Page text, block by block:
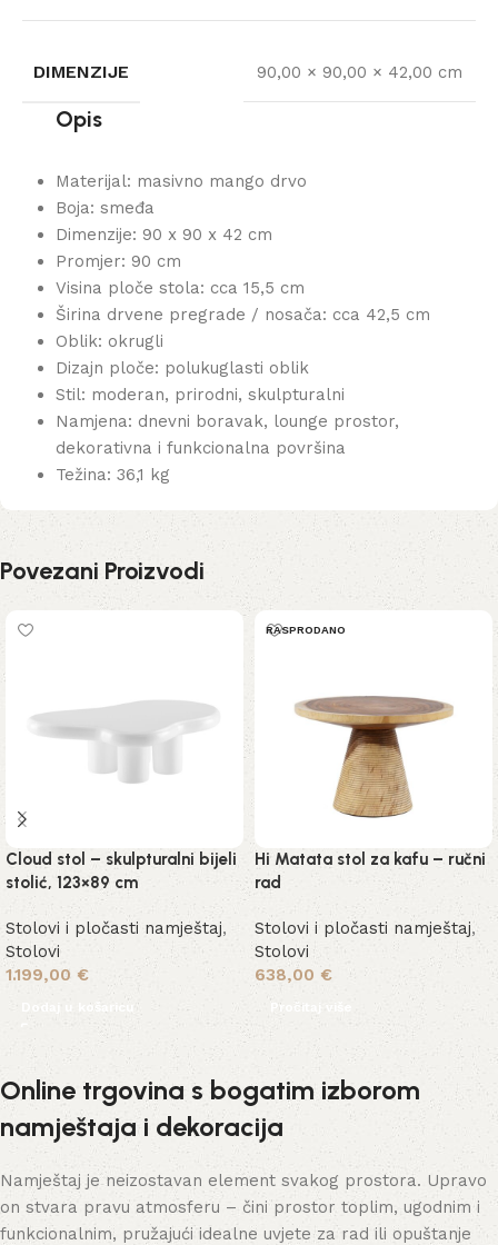
DIMENZIJE 90,00 × 90,00 × 42,00 cm
Opis
Materijal: masivno mango drvo
Boja: smeđa
Dimenzije: 90 x 90 x 42 cm
Promjer: 90 cm
Visina ploče stola: cca 15,5 cm
Širina drvene pregrade / nosača: cca 42,5 cm
Oblik: okrugli
Dizajn ploče: polukuglasti oblik
Stil: moderan, prirodni, skulpturalni
Namjena: dnevni boravak, lounge prostor,
dekorativna i funkcionalna površina
Težina: 36,1 kg
Povezani Proizvodi
Cloud stol – skulpturalni bijeli
stolić, 123×89 cm
Stolovi i pločasti namještaj,
Stolovi
1.199,00 €
Dodaj u košaricu
RASPRODANO
Hi Matata stol za kafu – ručni
rad
Stolovi i pločasti namještaj,
Stolovi
638,00 €
Pročitaj više
Online trgovina s bogatim izborom
namještaja i dekoracija
Namještaj je neizostavan element svakog prostora. Upravo
on stvara pravu atmosferu – čini prostor toplim, ugodnim i
funkcionalnim, pružajući idealne uvjete za rad ili opuštanje